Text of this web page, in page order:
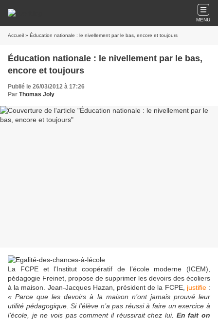
MENU
Accueil » Éducation nationale : le nivellement par le bas, encore et toujours
Éducation nationale : le nivellement par le bas,
encore et toujours
Publié le 26/03/2012 à 17:26
Par Thomas Joly
La FCPE et l’Institut coopératif de l’école moderne (ICEM),
pédagogie Freinet, propose de supprimer les devoirs des écoliers
à la maison. Jean-Jacques Hazan, président de la FCPE, justifie:
« Parce que les devoirs à la maison n’ont jamais prouvé leur
utilité pédagogique. Si l’élève n’a pas réussi à faire un exercice à
l’école, je ne vois pas comment il réussirait chez lui. En fait on